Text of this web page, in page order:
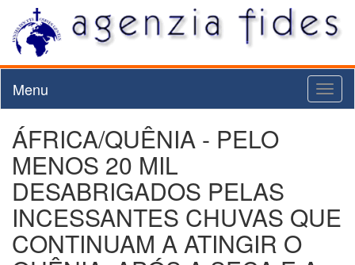
Menu
ÁFRICA/QUÊNIA - PELO
MENOS 20 MIL
DESABRIGADOS PELAS
INCESSANTES CHUVAS QUE
CONTINUAM A ATINGIR O